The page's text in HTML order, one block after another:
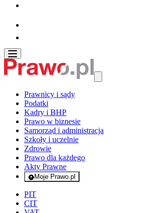
Prawnicy i sądy
Podatki
Kadry i BHP
Prawo w biznesie
Samorząd i administracja
Szkoły i uczelnie
Zdrowie
Prawo dla każdego
Akty Prawne
Moje Prawo.pl
- rejestracja i logowanie do serwisu
PIT
CIT